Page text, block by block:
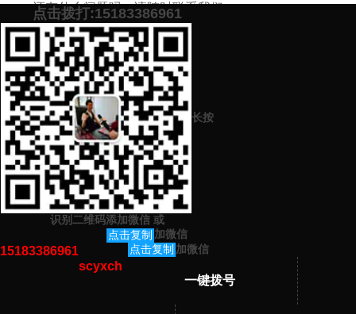
还有什么问题吗，请随时联系我们。
预约营销老师 添加微信号：scyxch
案！
上一篇：品牌策划中实施时有什么必须遵循的重点原则呢？
下一篇：品牌策划中有哪些要注意的细节？品牌策划中的雷区误区怎
么避免？
猜你感兴趣的内容
暂无相关文章！
点击拨打:15183386961
长按
识别二维码添加微信 或
点击复制
15183386961
加微信
点击复制
scyxch
加微信
一键拨号